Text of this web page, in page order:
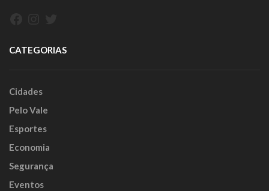
CATEGORIAS
Cidades
Pelo Vale
Esportes
Economia
Segurança
Eventos